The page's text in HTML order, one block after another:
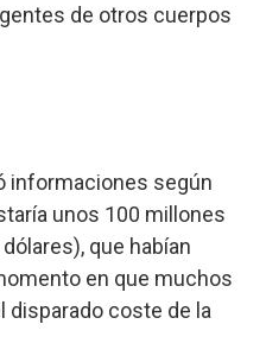
de otros cuerpos
informaciones según
unos 100 millones
que habían
en que muchos
disparado coste de la